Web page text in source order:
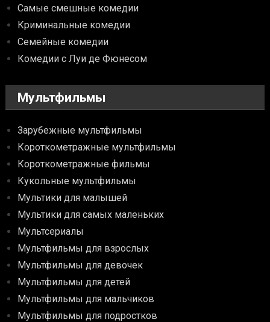
Самые смешные комедии
Криминальные комедии
Семейные комедии
Комедии с Луи де Фюнесом
Мультфильмы
Зарубежные мультфильмы
Короткометражные мультфильмы
Короткометражные фильмы
Кукольные мультфильмы
Мультики для малышей
Мультики для самых маленьких
Мультсериалы
Мультфильмы для взрослых
Мультфильмы для девочек
Мультфильмы для детей
Мультфильмы для мальчиков
Мультфильмы для подростков